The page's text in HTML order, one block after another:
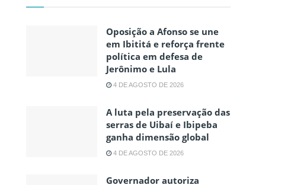
Oposição a Afonso se une
em Ibititá e reforça frente
política em defesa de
Jerônimo e Lula
4 DE AGOSTO DE 2026
A luta pela preservação das
serras de Uibaí e Ibipeba
ganha dimensão global
4 DE AGOSTO DE 2026
Governador autoriza